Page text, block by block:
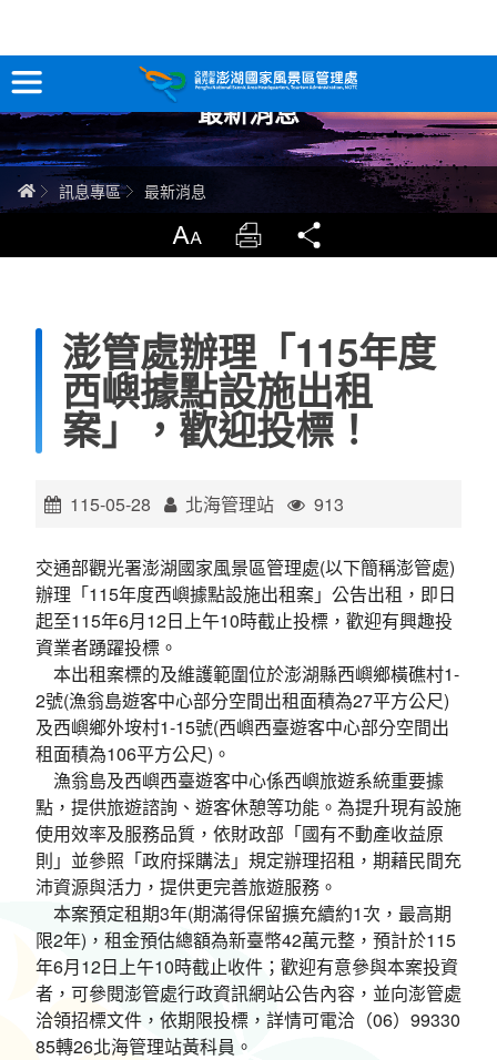
跳
到
主
要
內
容
訊息專區
關於澎湖
智慧觀光情報站
永續旅遊
行政資訊網
RSS 臉書粉絲團
首長信箱 English
日本語 Tiếng Việt
ไทย Bahasa indonesia
最新消息
首頁訊息專區 最新消息
放大 列印
澎管處辦理「115年度
西嶼據點設施出租
案」，歡迎投標！
115-05-28 北海管理站 913
交通部觀光署澎湖國家風景區管理處(以下簡稱澎管處)
辦理「115年度西嶼據點設施出租案」公告出租，即日
起至115年6月12日上午10時截止投標，歡迎有興趣投
資業者踴躍投標。
本出租案標的及維護範圍位於澎湖縣西嶼鄉橫礁村1-
2號(漁翁島遊客中心部分空間出租面積為27平方公尺)
及西嶼鄉外垵村1-15號(西嶼西臺遊客中心部分空間出
租面積為106平方公尺)。
漁翁島及西嶼西臺遊客中心係西嶼旅遊系統重要據
點，提供旅遊諮詢、遊客休憩等功能。為提升現有設施
使用效率及服務品質，依財政部「國有不動產收益原
則」並參照「政府採購法」規定辦理招租，期藉民間充
沛資源與活力，提供更完善旅遊服務。
本案預定租期3年(期滿得保留擴充續約1次，最高期
限2年)，租金預估總額為新臺幣42萬元整，預計於115
年6月12日上午10時截止收件；歡迎有意參與本案投資
者，可參閱澎管處行政資訊網站公告內容，並向澎管處
洽領招標文件，依期限投標，詳情可電洽（06）99330
85轉26北海管理站黃科員。